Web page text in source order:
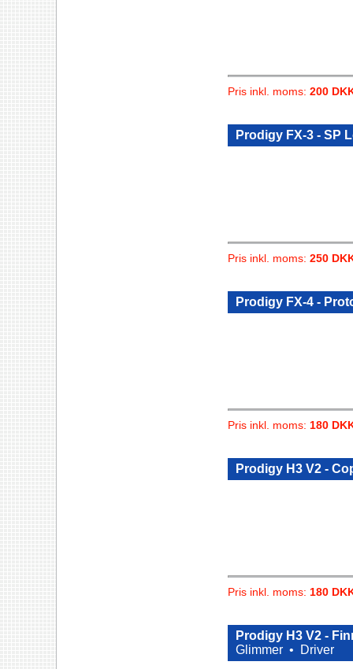
Pris inkl. moms: 200
Prodigy FX-3 - SP
Pris inkl. moms: 250
Prodigy FX-4 -
Pris inkl. moms: 180
Prodigy H3 V2 -
Pris inkl. moms: 180
Prodigy H3 V2 -
Glimmer •
Driver